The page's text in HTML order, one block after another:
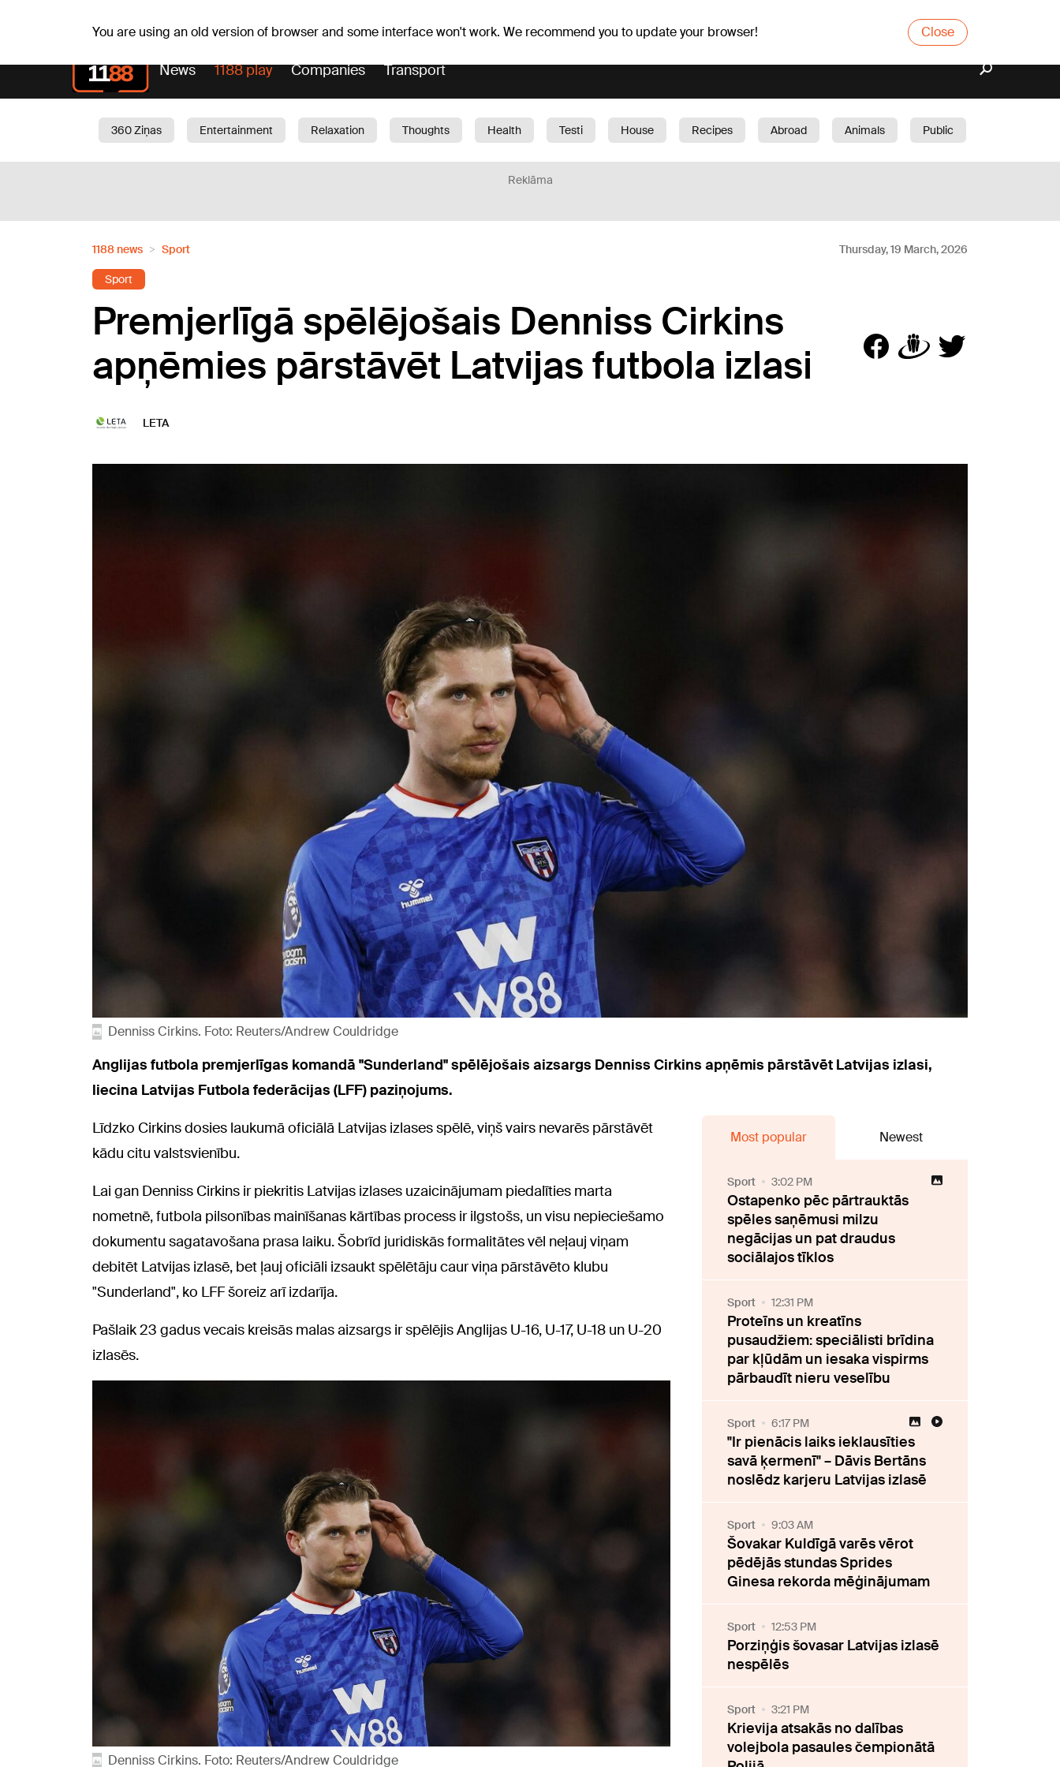
You are using an old version of browser and some interface won't work. We recommend you to update your browser! Close
News 1188 play Companies Transport
360 Ziņas Entertainment Relaxation Thoughts Health Testi House Recipes Abroad Animals
Public
Reklāma
1188 news Sport Thursday, 19 March, 2026
Sport
Premjerlīgā spēlējošais Denniss Cirkins
apņēmies pārstāvēt Latvijas futbola izlasi
LETA
Denniss Cirkins. Foto: Reuters/Andrew Couldridge
Anglijas futbola premjerlīgas komandā "Sunderland" spēlējošais aizsargs Denniss Cirkins apņēmis pārstāvēt Latvijas izlasi,
liecina Latvijas Futbola federācijas (LFF) paziņojums.
Līdzko Cirkins dosies laukumā oficiālā Latvijas izlases spēlē, viņš vairs nevarēs pārstāvēt
kādu citu valstsvienību.
Lai gan Denniss Cirkins ir piekritis Latvijas izlases uzaicinājumam piedalīties marta
nometnē, futbola pilsonības mainīšanas kārtības process ir ilgstošs, un visu nepieciešamo
dokumentu sagatavošana prasa laiku. Šobrīd juridiskās formalitātes vēl neļauj viņam
debitēt Latvijas izlasē, bet ļauj oficiāli izsaukt spēlētāju caur viņa pārstāvēto klubu
"Sunderland", ko LFF šoreiz arī izdarīja.
Pašlaik 23 gadus vecais kreisās malas aizsargs ir spēlējis Anglijas U-16, U-17, U-18 un U-20
izlasēs.
Denniss Cirkins. Foto: Reuters/Andrew Couldridge
Most popular Newest
Sport 3:02 PM
Ostapenko pēc pārtrauktās
spēles saņēmusi milzu
negācijas un pat draudus
sociālajos tīklos
Sport 12:31 PM
Proteīns un kreatīns
pusaudžiem: speciālisti brīdina
par kļūdām un iesaka vispirms
pārbaudīt nieru veselību
Sport 6:17 PM
"Ir pienācis laiks ieklausīties
savā ķermenī" – Dāvis Bertāns
noslēdz karjeru Latvijas izlasē
Sport 9:03 AM
Šovakar Kuldīgā varēs vērot
pēdējās stundas Sprides
Ginesa rekorda mēģinājumam
Sport 12:53 PM
Porziņģis šovasar Latvijas izlasē
nespēlēs
Sport 3:21 PM
Krievija atsakās no dalības
volejbola pasaules čempionātā